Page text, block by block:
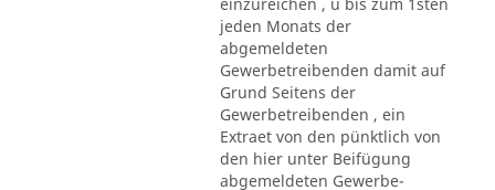
jeden Monats der
abgemeldeten
Gewerbetreibenden damit auf
Grund Seitens der
Gewerbetreibenden , ein
Extraet von den pünktlich von
den hier unter Beifügung
abgemeldeten Gewerbe-